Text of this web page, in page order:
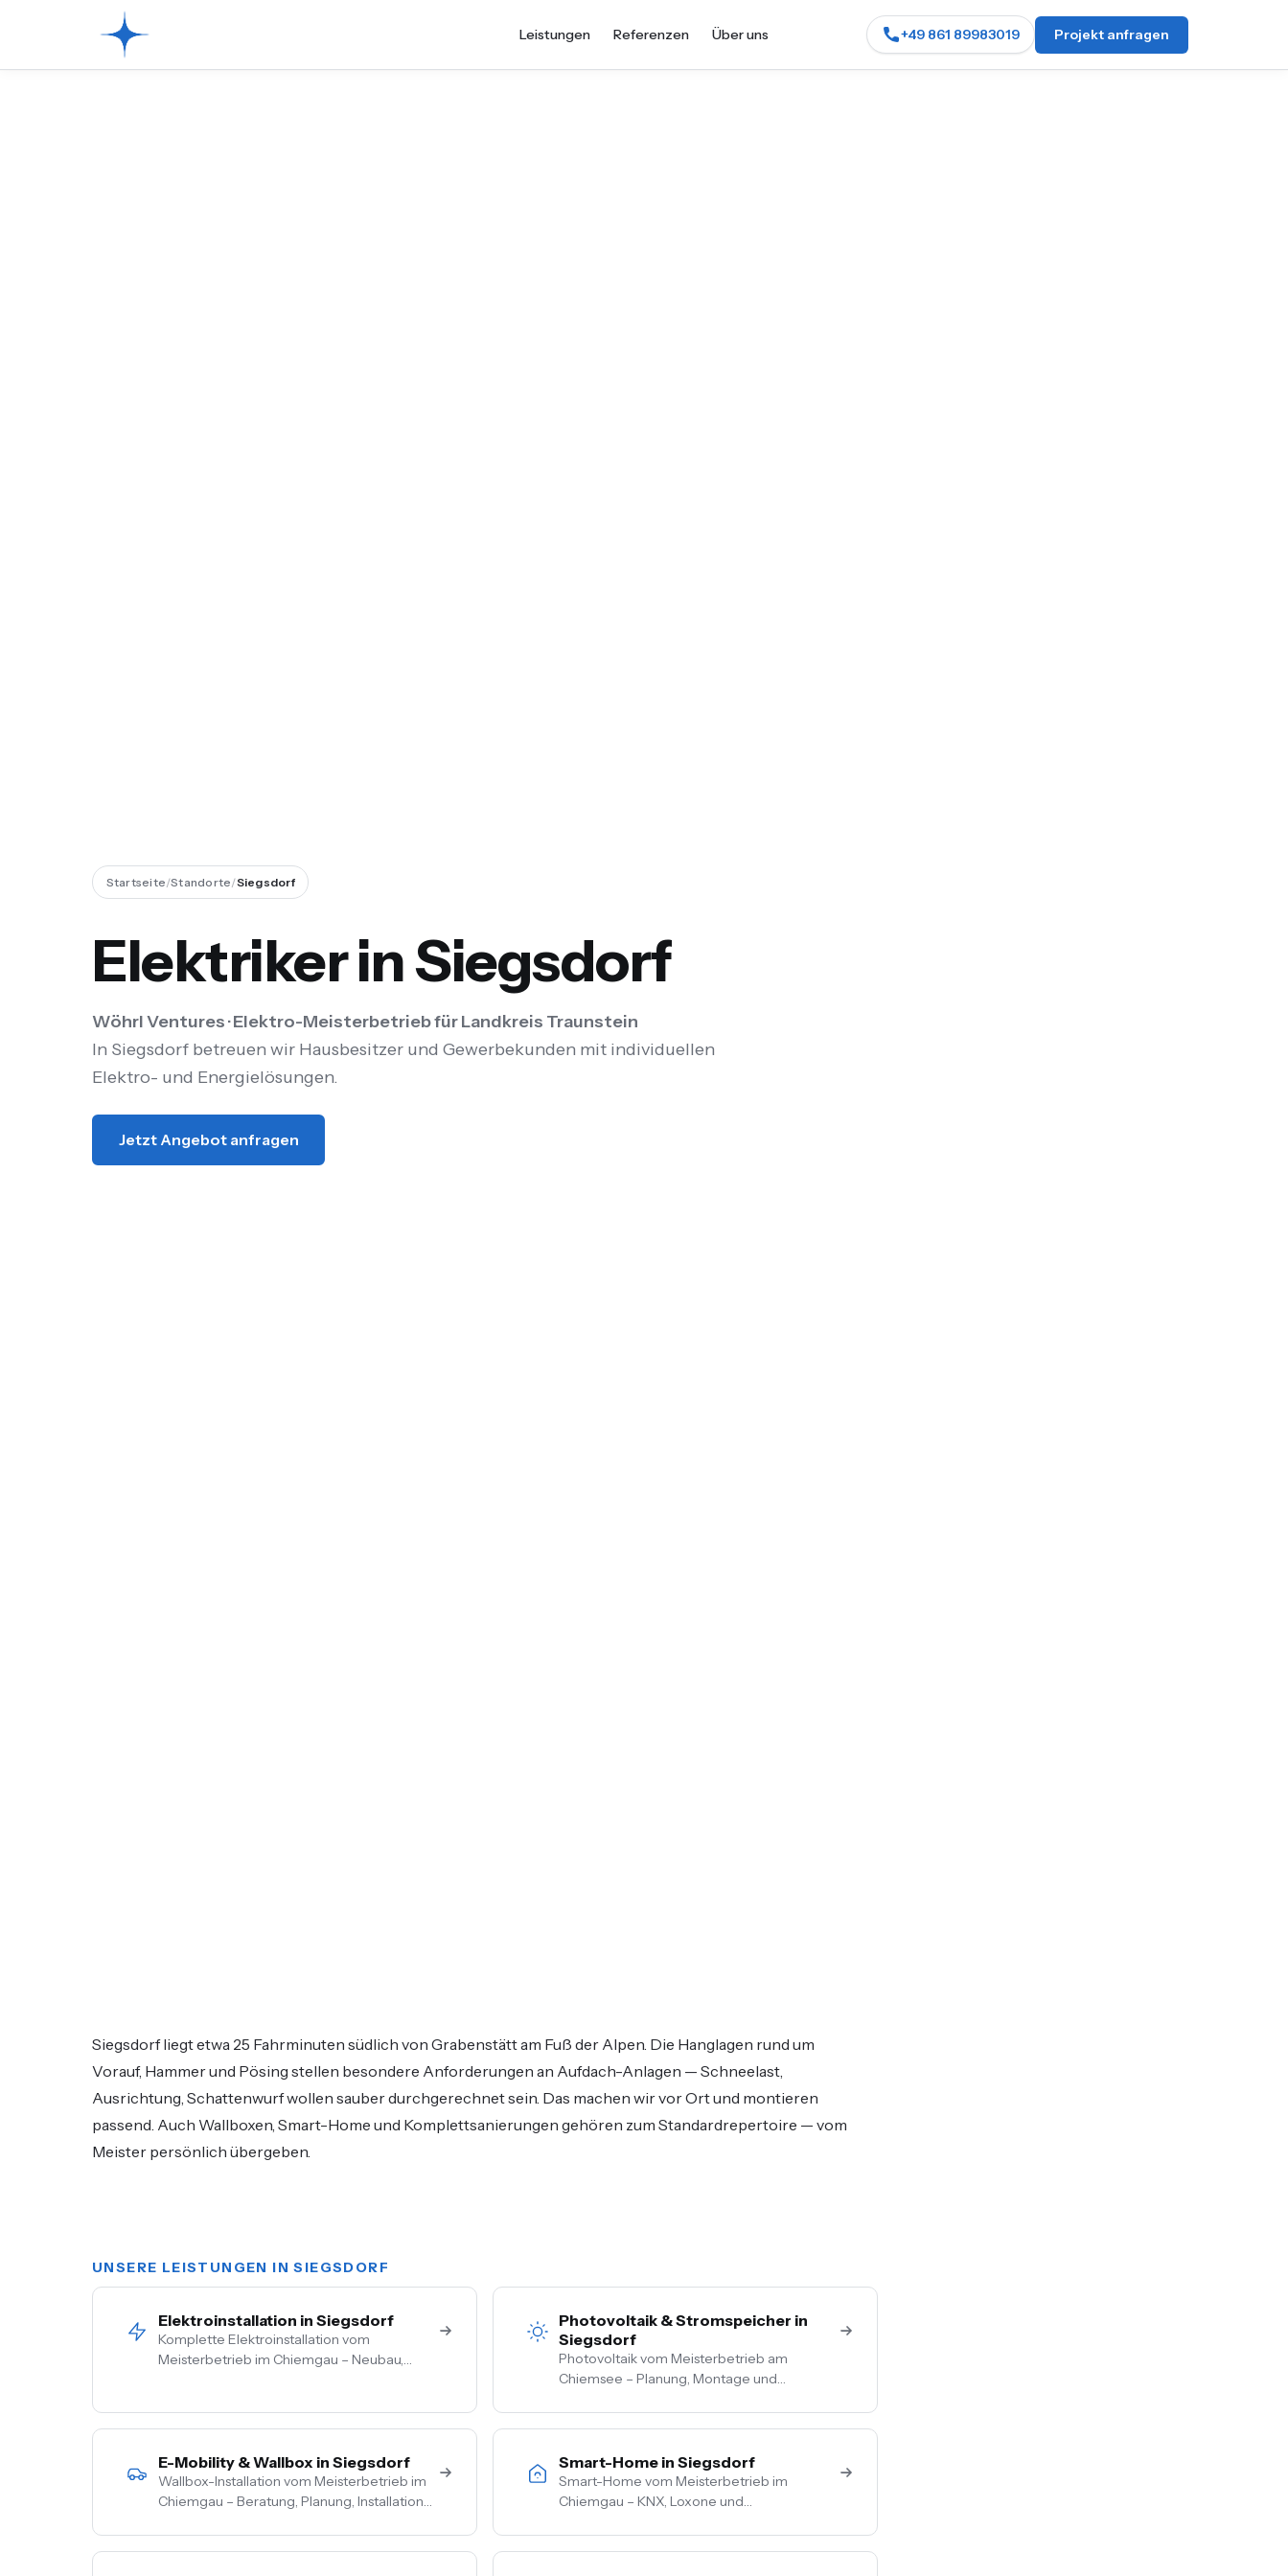
Leistungen Referenzen Über uns +49 861 89983019 Projekt anfragen
Startseite/Standorte/Siegsdorf
Elektriker in Siegsdorf
Wöhrl Ventures · Elektro-Meisterbetrieb für Landkreis Traunstein
In Siegsdorf betreuen wir Hausbesitzer und Gewerbekunden mit individuellen
Elektro- und Energielösungen.
Jetzt Angebot anfragen
Siegsdorf liegt etwa 25 Fahrminuten südlich von Grabenstätt am Fuß der Alpen. Die Hanglagen rund um
Vorauf, Hammer und Pösing stellen besondere Anforderungen an Aufdach-Anlagen — Schneelast,
Ausrichtung, Schattenwurf wollen sauber durchgerechnet sein. Das machen wir vor Ort und montieren
passend. Auch Wallboxen, Smart-Home und Komplettsanierungen gehören zum Standardrepertoire — vom
Meister persönlich übergeben.
UNSERE LEISTUNGEN IN SIEGSDORF
Elektroinstallation in Siegsdorf
Komplette Elektroinstallation vom
Meisterbetrieb im Chiemgau – Neubau,
Photovoltaik & Stromspeicher in
Siegsdorf
Photovoltaik vom Meisterbetrieb am
Chiemsee – Planung, Montage und
E-Mobility & Wallbox in Siegsdorf
Wallbox-Installation vom Meisterbetrieb im
Chiemgau – Beratung, Planung, Installation
Smart-Home in Siegsdorf
Smart-Home vom Meisterbetrieb im
Chiemgau – KNX, Loxone und